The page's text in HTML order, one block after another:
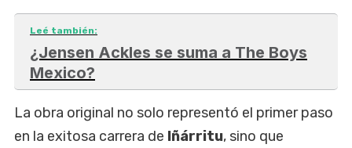
Leé también:
¿Jensen Ackles se suma a The Boys
Mexico?
La obra original no solo representó el primer paso
en la exitosa carrera de Iñárritu, sino que